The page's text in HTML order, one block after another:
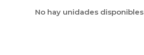
No hay unidades disponibles